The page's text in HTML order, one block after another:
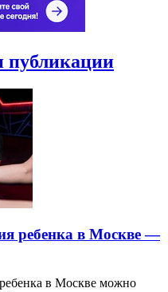
публикации
ребенка в Москве —
в Москве можно